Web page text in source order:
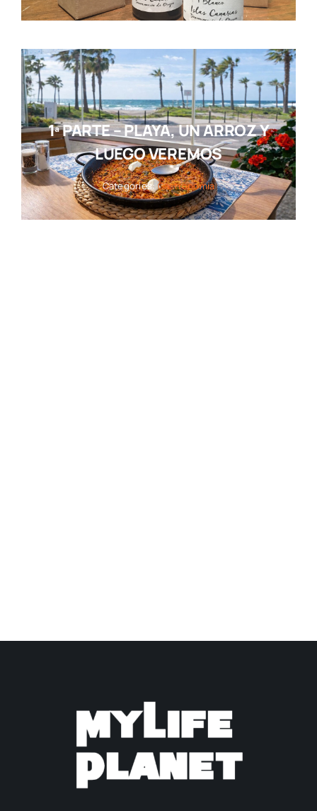
1ª PARTE – PLAYA, UN ARROZ Y
LUEGO VEREMOS
Categories:Gastronomía